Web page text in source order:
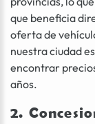
que beneficia
oferta de
nuestra ciudad
encontrar
años.
2.